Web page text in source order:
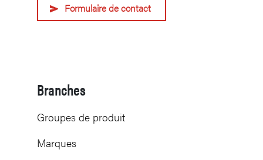
Formulaire de contact
Branches
Groupes de produit
Marques